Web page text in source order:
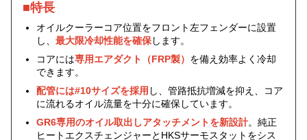
■特長
オイルクーラーコア位置をフロント左フェンダーに設置
し、 最大限冷却性能を確保します。
コアには専用エアダクト（FRP製） を備え効率よく冷却
できます。
配管には#10サイズを採用 し、管路抵抗増減を抑え、コア
に流れるオイル流量を十分に確保しています。
GR6専用のオイル取出しアタッチメントを新設計。純正
ヒートエクスチェンジャーとHKSサーモスタットをシス